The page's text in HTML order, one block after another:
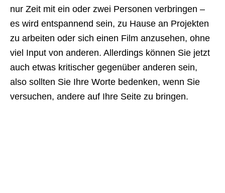
nur Zeit mit ein oder zwei Personen verbringen –
es wird entspannend sein, zu Hause an Projekten
zu arbeiten oder sich einen Film anzusehen, ohne
viel Input von anderen. Allerdings können Sie jetzt
auch etwas kritischer gegenüber anderen sein,
also sollten Sie Ihre Worte bedenken, wenn Sie
versuchen, andere auf Ihre Seite zu bringen.